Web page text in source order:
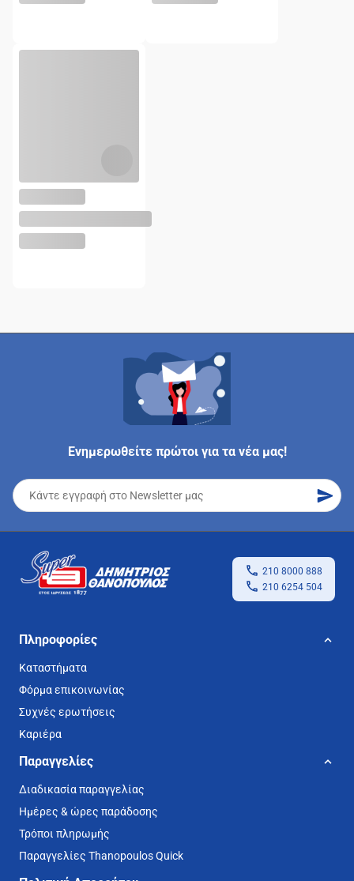
Ενημερωθείτε πρώτοι για τα νέα μας!
210 8000 888
210 6254 504
Πληροφορίες
Καταστήματα
Φόρμα επικοινωνίας
Συχνές ερωτήσεις
Καριέρα
Παραγγελίες
Διαδικασία παραγγελίας
Ημέρες & ώρες παράδοσης
Τρόποι πληρωμής
Παραγγελίες Thanopoulos Quick